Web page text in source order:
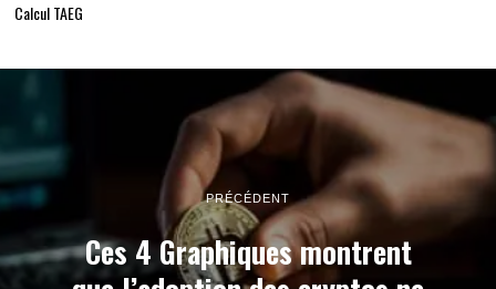
Calcul TAEG
PRÉCÉDENT
Ces 4 Graphiques montrent